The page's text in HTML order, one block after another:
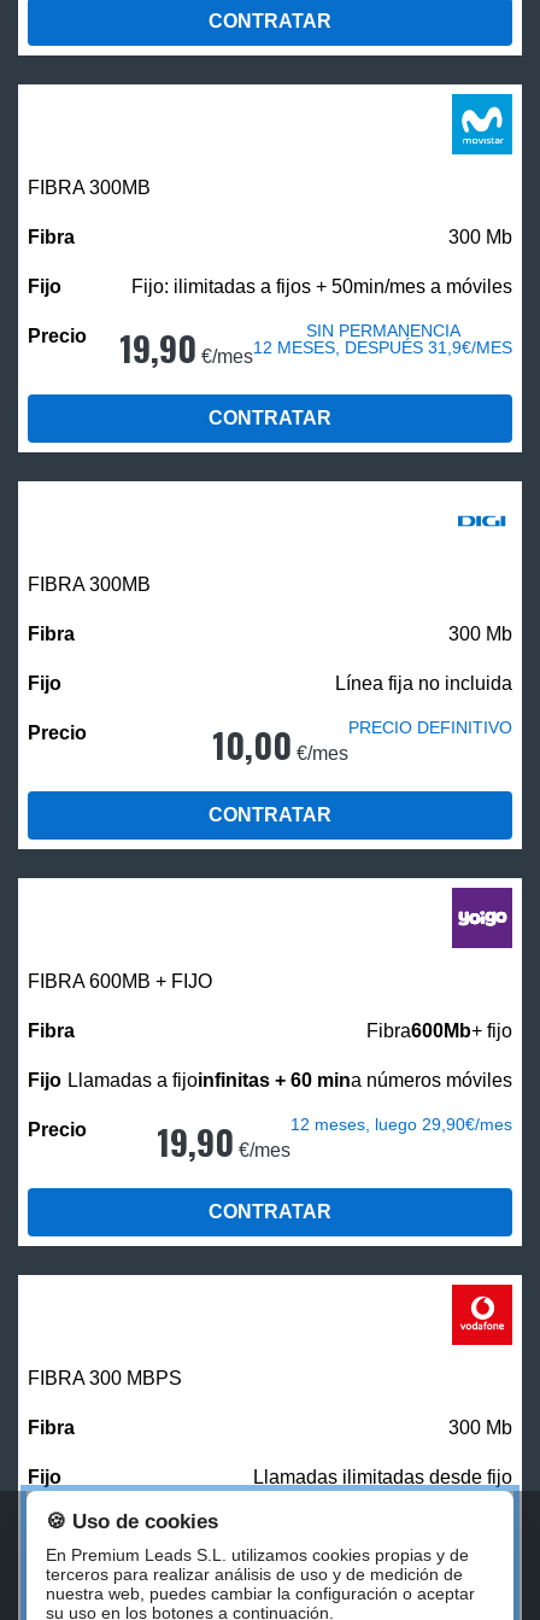
CONTRATAR
FIBRA 300MB
300 Mb
Fijo: ilimitadas a fijos + 50min/mes a móviles
19,90 €/mes
SIN PERMANENCIA
12 MESES, DESPUÉS 31,9€/MES
CONTRATAR
FIBRA 300MB
300 Mb
Línea fija no incluida
10,00 €/mes
PRECIO DEFINITIVO
CONTRATAR
FIBRA 600MB + FIJO
Fibra600Mb+ fijo
Llamadas a fijoinfinitas + 60 mina números móviles
19,90 €/mes
12 meses, luego 29,90€/mes
CONTRATAR
FIBRA 300 MBPS
300 Mb
Llamadas ilimitadas desde fijo
27,00 €/mes
CONTRATAR
🍪 Uso de cookies
En Premium Leads S.L. utilizamos cookies propias y de
terceros para realizar análisis de uso y de medición de
nuestra web, puedes cambiar la configuración o aceptar
su uso en los botones a continuación.